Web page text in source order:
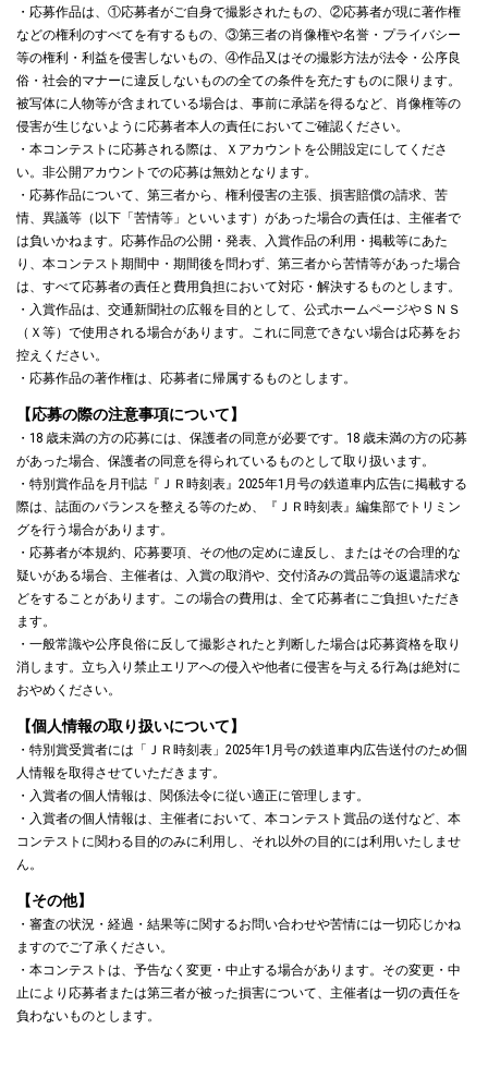
・応募作品は、①応募者がご自身で撮影されたもの、②応募者が現に著作権
などの権利のすべてを有するもの、③第三者の肖像権や名誉・プライバシー
等の権利・利益を侵害しないもの、④作品又はその撮影方法が法令・公序良
俗・社会的マナーに違反しないものの全ての条件を充たすものに限ります。
被写体に人物等が含まれている場合は、事前に承諾を得るなど、肖像権等の
侵害が生じないように応募者本人の責任においてご確認ください。
・本コンテストに応募される際は、Ｘアカウントを公開設定にしてくださ
い。非公開アカウントでの応募は無効となります。
・応募作品について、第三者から、権利侵害の主張、損害賠償の請求、苦
情、異議等（以下「苦情等」といいます）があった場合の責任は、主催者で
は負いかねます。応募作品の公開・発表、入賞作品の利用・掲載等にあた
り、本コンテスト期間中・期間後を問わず、第三者から苦情等があった場合
は、すべて応募者の責任と費用負担において対応・解決するものとします。
・入賞作品は、交通新聞社の広報を目的として、公式ホームページやＳＮＳ
（Ｘ等）で使用される場合があります。これに同意できない場合は応募をお
控えください。
・応募作品の著作権は、応募者に帰属するものとします。
【応募の際の注意事項について】
・18 歳未満の方の応募には、保護者の同意が必要です。18 歳未満の方の応募
があった場合、保護者の同意を得られているものとして取り扱います。
・特別賞作品を月刊誌『ＪＲ時刻表』2025年1月号の鉄道車内広告に掲載する
際は、誌面のバランスを整える等のため、『ＪＲ時刻表』編集部でトリミン
グを行う場合があります。
・応募者が本規約、応募要項、その他の定めに違反し、またはその合理的な
疑いがある場合、主催者は、入賞の取消や、交付済みの賞品等の返還請求な
どをすることがあります。この場合の費用は、全て応募者にご負担いただき
ます。
・一般常識や公序良俗に反して撮影されたと判断した場合は応募資格を取り
消します。立ち入り禁止エリアへの侵入や他者に侵害を与える行為は絶対に
おやめください。
【個人情報の取り扱いについて】
・特別賞受賞者には「ＪＲ時刻表」2025年1月号の鉄道車内広告送付のため個
人情報を取得させていただきます。
・入賞者の個人情報は、関係法令に従い適正に管理します。
・入賞者の個人情報は、主催者において、本コンテスト賞品の送付など、本
コンテストに関わる目的のみに利用し、それ以外の目的には利用いたしませ
ん。
【その他】
・審査の状況・経過・結果等に関するお問い合わせや苦情には一切応じかね
ますのでご了承ください。
・本コンテストは、予告なく変更・中止する場合があります。その変更・中
止により応募者または第三者が被った損害について、主催者は一切の責任を
負わないものとします。